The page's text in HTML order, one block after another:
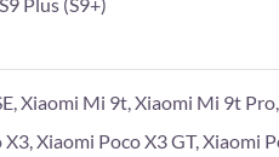
Xiaomi Mi 9t, Xiaomi Mi 9t
Xiaomi Poco X3 GT, Xiaomi